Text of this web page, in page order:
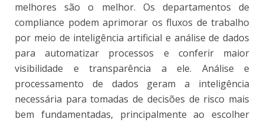
melhores são o melhor. Os departamentos de
compliance podem aprimorar os fluxos de trabalho
por meio de inteligência artificial e análise de dados
para automatizar processos e conferir maior
visibilidade e transparência a ele. Análise e
processamento de dados geram a inteligência
necessária para tomadas de decisões de risco mais
bem fundamentadas, principalmente ao escolher